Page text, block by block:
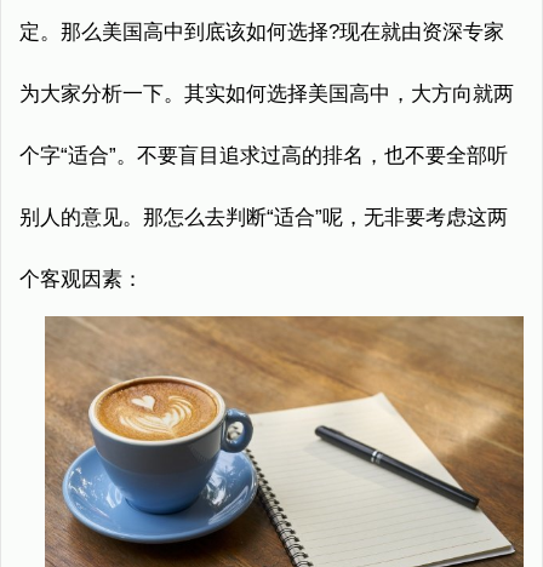
定。那么美国高中到底该如何选择?现在就由资深专家
为大家分析一下。其实如何选择美国高中，大方向就两
个字“适合”。不要盲目追求过高的排名，也不要全部听
别人的意见。那怎么去判断“适合”呢，无非要考虑这两
个客观因素：